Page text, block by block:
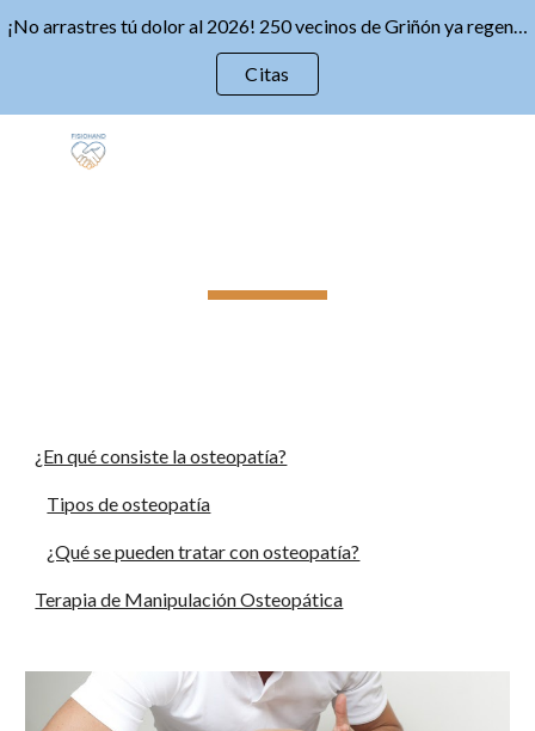
Skip to navigation
¡No arrastres tú dolor al 2026! 250 vecinos de Griñón ya regeneraron su salud en 2025 con Fisiohand. ¿Serás el próximo? Empieza tu cambio hoy. 💙✨
Citas
¿En qué consiste la osteopatía?
Tipos de osteopatía
¿Qué se pueden tratar con osteopatía?
Terapia de Manipulación Osteopática